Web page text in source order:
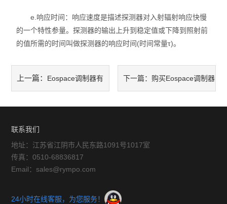
e.响应时间：响应速度是描述探测器对入射辐射响应快慢
的一个特性参量。探测器的输出上升到稳定值或下降到照射前
的值所需的时间叫做探测器的响应时间(时间常量τ)。
上一篇： Eospace调制器有 下一篇： 购买Eospace调制器
联系我们
地址：江苏省江阴市人民东路1091号1017室
传真：0510-68836817
Email：sales@rympo.com
24小时在线客服，为您服务！